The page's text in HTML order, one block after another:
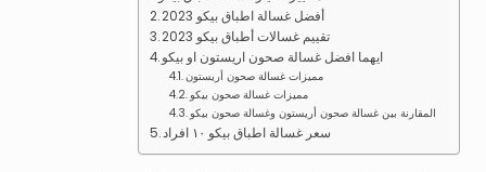
أفضل غسالة اطباق بيكو 2023
تقييم غسالات أطباق بيكو 2023
ايهما افضل غسالة صحون اريستون او بيكو
مميزات غسالة صحون أريستون
مميزات غسالة صحون بيكو
المقارنة بين غسالة صحون أريستون وغسالة صحون بيكو
سعر غسالة اطباق بيكو ١٠ افراد